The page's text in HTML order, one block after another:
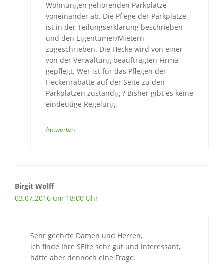
Wohnungen gehörenden Parkplätze
voneinander ab. Die Pflege der Parkplätze
ist in der Teilungserklärung beschrieben
und den Eigentümer/Mietern
zugeschrieben. Die Hecke wird von einer
von der Verwaltung beauftragten Firma
gepflegt. Wer ist für das Pflegen der
Heckenrabatte auf der Seite zu den
Parkplätzen zuständig ? Bisher gibt es keine
eindeutige Regelung.
Antworten
Birgit Wolff
03.07.2016 um 18:00 Uhr
Sehr geehrte Damen und Herren,
ich finde Ihre SEite sehr gut und interessant,
hätte aber dennoch eine Frage.